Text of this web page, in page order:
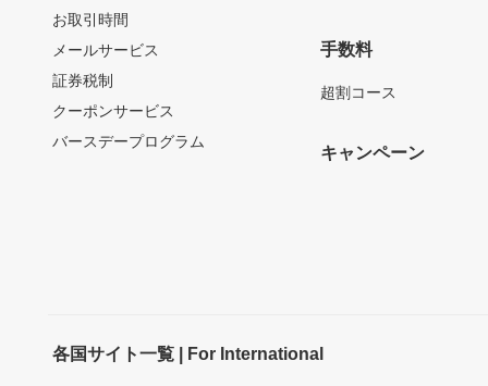
お取引時間
メールサービス
証券税制
クーポンサービス
バースデープログラム
手数料
超割コース
キャンペーン
各国サイト一覧 | For International